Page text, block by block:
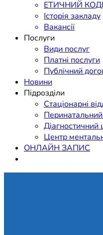
ЕТИЧНИЙ
Історія закладу
Вакансії
Послуги
Види послуг
Платні послуги
Публічний
Новини
Підрозділи
Стаціонарні
Діагностичний
Центр
ОНЛАЙН ЗАПИС